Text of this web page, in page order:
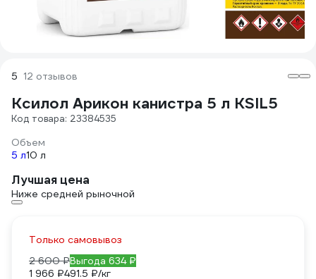
5 12 отзывов
Ксилол Арикон канистра 5 л KSIL5
Код товара: 23384535
Объем
5 л10 л
Лучшая цена
Ниже средней рыночной
Только самовывоз
2 600 ₽Выгода 634 ₽
1 966 ₽491.5 ₽/кг